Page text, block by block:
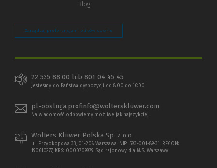
Blog
Zarządzaj preferencjami plików cookie
22 535 88 00 lub 801 04 45 45
Jesteśmy do Państwa dyspozycji od 8:00 do 16:00
pl-obsluga.profinfo@wolterskluwer.com
Na wiadomość odpowiemy możliwe jak najszybciej.
Wolters Kluwer Polska Sp. z o.o.
ul. Przyokopowa 33, 01-208 Warszawa; NIP: 583-001-89-31, REGON:
190610277, KRS: 0000709879, Sąd rejonowy dla M.S. Warszawy